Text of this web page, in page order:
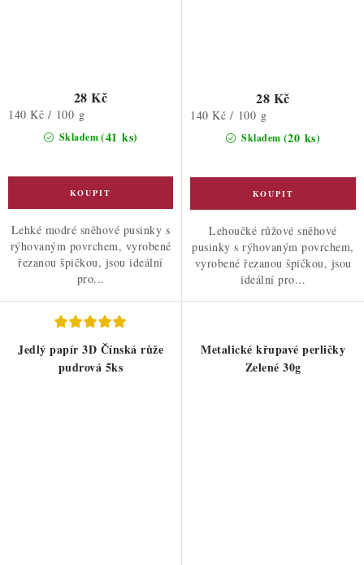
Skladem(41 ks)
28 Kč
Měrná
140 Kč / 100 g
Lehké modré sněhové pusinky s
rýhovaným povrchem, vyrobené
řezanou špičkou, jsou ideální
pro...
Skladem (20 ks)
28 Kč
Měrná
140 Kč / 100 g
Lehoučké růžové sněhové
pusinky s rýhovaným povrchem,
vyrobené řezanou špičkou, jsou
ideální pro...
Jedlý papír 3D Čínská růže
pudrová 5ks
Metalické křupavé perličky
Zelené 30g